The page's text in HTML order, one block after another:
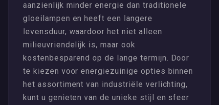
aanzienlijk minder energie dan traditionele
gloeilampen en heeft een langere
levensduur, waardoor het niet alleen
milieuvriendelijk is, maar ook
kostenbesparend op de lange termijn. Door
te kiezen voor energiezuinige opties binnen
het assortiment van industriële verlichting,
kunt u genieten van de unieke stijl en sfeer